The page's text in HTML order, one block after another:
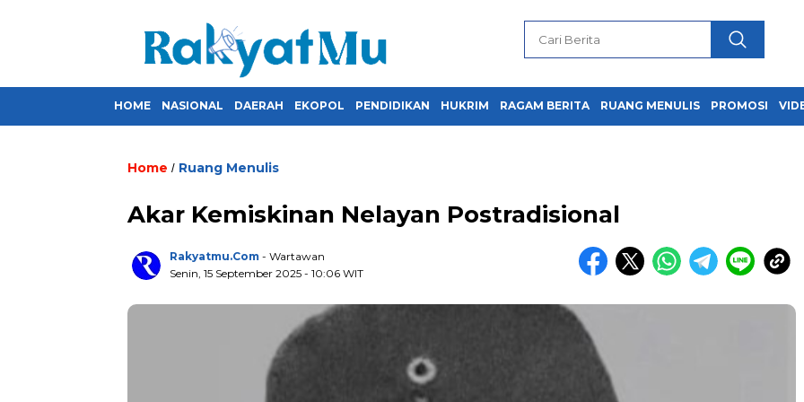
HOME NASIONAL DAERAH EKOPOL PENDIDIKAN HUKRIM RAGAM BERITA RUANG MENULIS PROMOSI
Home / Ruang Menulis
Akar Kemiskinan Nelayan Postradisional
Rakyatmu.com - Wartawan
Senin, 15 September 2025 - 10:06 WIT